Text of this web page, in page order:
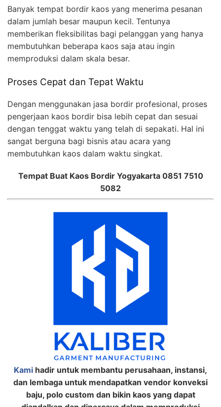
Banyak tempat bordir kaos yang menerima pesanan
dalam jumlah besar maupun kecil. Tentunya
memberikan fleksibilitas bagi pelanggan yang hanya
membutuhkan beberapa kaos saja atau ingin
memproduksi dalam skala besar.
Proses Cepat dan Tepat Waktu
Dengan menggunakan jasa bordir profesional, proses
pengerjaan kaos bordir bisa lebih cepat dan sesuai
dengan tenggat waktu yang telah di sepakati. Hal ini
sangat berguna bagi bisnis atau acara yang
membutuhkan kaos dalam waktu singkat.
Tempat Buat Kaos Bordir Yogyakarta 0851 7510
5082
Kami hadir untuk membantu perusahaan, instansi,
dan lembaga untuk mendapatkan vendor konveksi
baju, polo custom dan bikin kaos yang dapat